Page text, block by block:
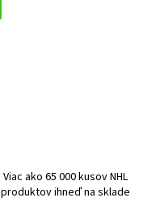
Viac ako 65 000 kusov NHL
produktov ihneď na sklade